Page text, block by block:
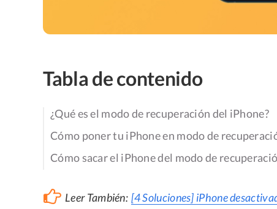
Tabla de contenido
¿Qué es el modo de recuperación del iPhone?
Cómo poner tu iPhone en modo de
Cómo sacar el iPhone del modo de
Leer También: [4 Soluciones] iPhone